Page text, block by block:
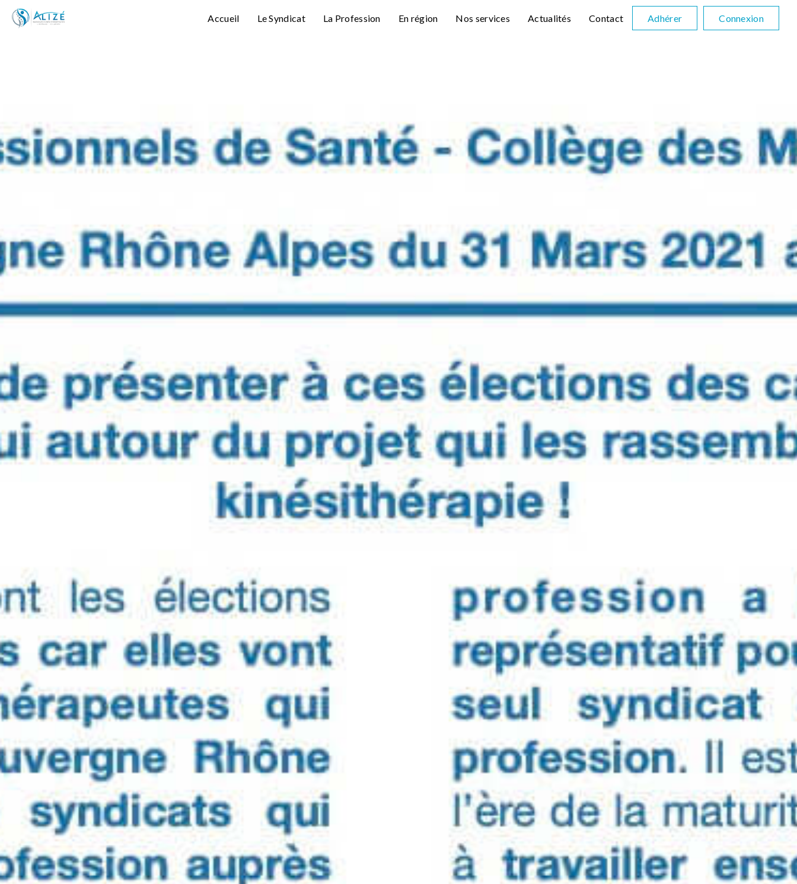
Accueil Le Syndicat La Profession En région Nos services Actualités Contact Adhérer Connexion